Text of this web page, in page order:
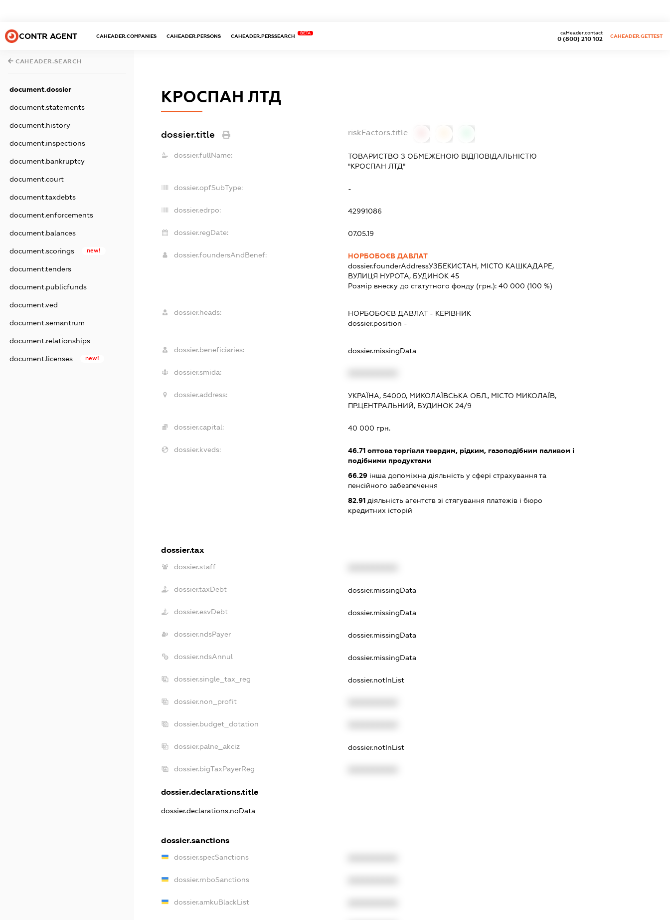
CONTR AGENT CAHEADER.COMPANIES CAHEADER.PERSONS CAHEADER.PERSSEARCH
BETA
0 (800) 210 102
caHeader.contact
CAHEADER.GETTEST
CAHEADER.SEARCH
document.dossier
document.statements
document.history
document.inspections
document.bankruptcy
document.court
document.taxdebts
document.enforcements
document.balances
document.scorings new!
document.tenders
document.publicfunds
document.ved
document.semantrum
document.relationships
document.licenses new!
КРОСПАН ЛТД
dossier.title riskFactors.title
dossier.fullName:
ТОВАРИСТВО З ОБМЕЖЕНОЮ ВІДПОВІДАЛЬНІСТЮ
"КРОСПАН ЛТД"
dossier.opfSubType: -
dossier.edrpo: 42991086
dossier.regDate: 07.05.19
dossier.foundersAndBenef:
НОРБОБОЄВ ДАВЛАТ
dossier.founderAddressУЗБЕКИСТАН, МІСТО КАШКАДАРЕ,
ВУЛИЦЯ НУРОТА, БУДИНОК 45
Розмір внеску до статутного фонду (грн.): 40 000 (100 %)
dossier.heads: НОРБОБОЄВ ДАВЛАТ- КЕРІВНИК
dossier.position -
dossier.beneficiaries: dossier.missingData
dossier.smida:
dossier.address:
УКРАЇНА, 54000, МИКОЛАЇВСЬКА ОБЛ., МІСТО МИКОЛАЇВ,
ПР.ЦЕНТРАЛЬНИЙ, БУДИНОК 24/9
dossier.capital: 40 000 грн.
dossier.kveds: 46.71оптова торгівля твердим, рідким, газоподібним паливом і
подібними продуктами
66.29інша допоміжна діяльність у сфері страхування та
пенсійного забезпечення
82.91діяльність агентств зі стягування платежів і бюро
кредитних історій
dossier.tax
dossier.staff
dossier.taxDebt dossier.missingData
dossier.esvDebt dossier.missingData
dossier.ndsPayer dossier.missingData
dossier.ndsAnnul dossier.missingData
dossier.single_tax_reg dossier.notInList
dossier.non_profit
dossier.budget_dotation
dossier.palne_akciz dossier.notInList
dossier.bigTaxPayerReg
dossier.declarations.title
dossier.declarations.noData
dossier.sanctions
dossier.specSanctions
dossier.rnboSanctions
dossier.amkuBlackList